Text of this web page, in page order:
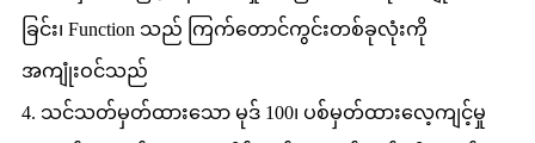
ခြင်း၊ Function သည် ကြက်တောင်ကွင်းတစ်ခုလုံးကို
အကျုံးဝင်သည်
4. သင်သတ်မှတ်ထားသော မုဒ် 100၊ ပစ်မှတ်ထားလေ့ကျင့်မှု